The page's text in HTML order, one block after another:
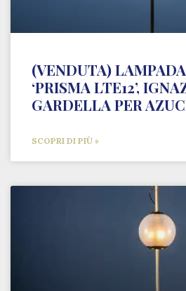
(VENDUTA)
‘PRISMA LTE12’,
GARDELLA PER
SCOPRI DI PIÙ »